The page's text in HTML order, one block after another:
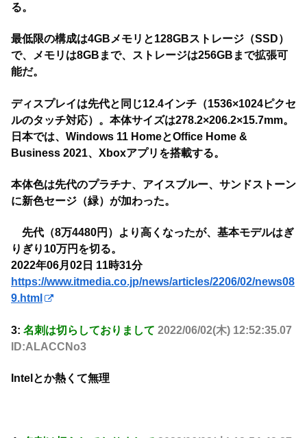
る。
最低限の構成は4GBメモリと128GBストレージ（SSD）
で、メモリは8GBまで、ストレージは256GBまで拡張可
能だ。
ディスプレイは先代と同じ12.4インチ（1536×1024ピクセ
ルのタッチ対応）。本体サイズは278.2×206.2×15.7mm。
日本では、Windows 11 HomeとOffice Home &
Business 2021、Xboxアプリを搭載する。
本体色は先代のプラチナ、アイスブルー、サンドストーン
に新色セージ（緑）が加わった。
先代（8万4480円）より高くなったが、基本モデルはぎ
りぎり10万円を切る。
2022年06月02日 11時31分
https://www.itmedia.co.jp/news/articles/2206/02/news08
9.html
3: 名刺は切らしておりまして 2022/06/02(木) 12:52:35.07
ID:ALACCNo3
Intelとか熱くて無理